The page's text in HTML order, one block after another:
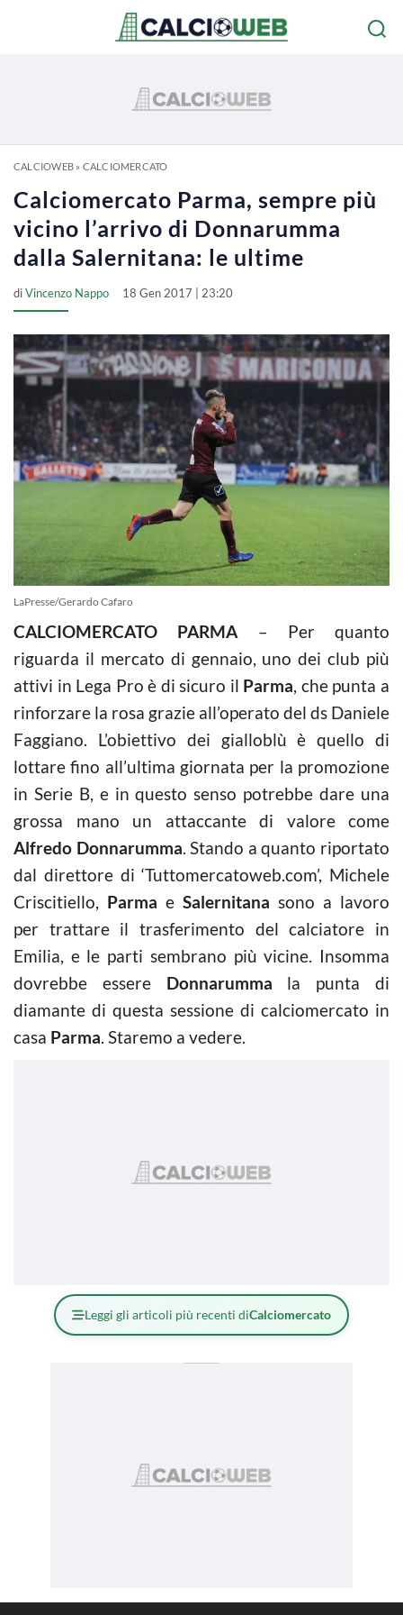
CALCIOWEB» CALCIOMERCATO
Calciomercato Parma, sempre più
vicino l’arrivo di Donnarumma
dalla Salernitana: le ultime
diVincenzo Nappo 18 Gen 2017 | 23:20
LaPresse/Gerardo Cafaro
CALCIOMERCATO PARMA – Per quanto
riguarda il mercato di gennaio, uno dei club più
attivi in Lega Pro è di sicuro il Parma, che punta a
rinforzare la rosa grazie all’operato del ds Daniele
Faggiano. L’obiettivo dei gialloblù è quello di
lottare fino all’ultima giornata per la promozione
in Serie B, e in questo senso potrebbe dare una
grossa mano un attaccante di valore come
Alfredo Donnarumma. Stando a quanto riportato
dal direttore di ‘Tuttomercatoweb.com’, Michele
Criscitiello, Parma e Salernitana sono a lavoro
per trattare il trasferimento del calciatore in
Emilia, e le parti sembrano più vicine. Insomma
dovrebbe essere Donnarumma la punta di
diamante di questa sessione di calciomercato in
casa Parma. Staremo a vedere.
Leggi gli articoli più recenti diCalciomercato